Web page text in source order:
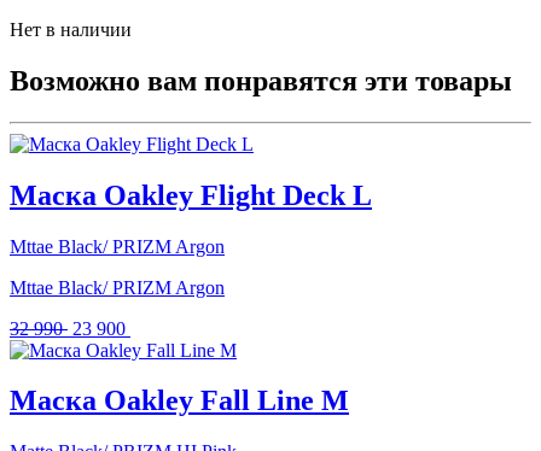
Нет в наличии
Возможно вам понравятся эти товары
Маска Oakley Flight Deck L
Mttae Black/ PRIZM Argon
Mttae Black/ PRIZM Argon
32 990 Первоначальная
цена
32
990 .
23 900
цена:
900 .
Маска Oakley Fall Line M